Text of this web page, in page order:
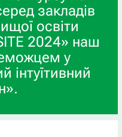
закладів
освіти
2024» наш
у
інтуїтивний